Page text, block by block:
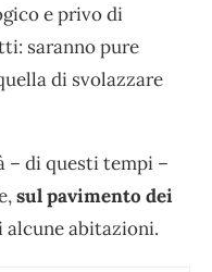
e privo di
saranno pure
di svolazzare
– di questi tempi –
sul pavimento dei
alcune abitazioni.